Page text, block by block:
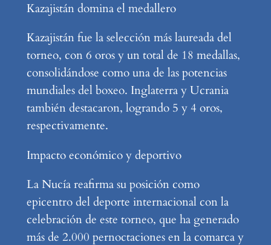
Kazajistán domina el medallero
Kazajistán fue la selección más laureada del
torneo, con 6 oros y un total de 18 medallas,
consolidándose como una de las potencias
mundiales del boxeo. Inglaterra y Ucrania
también destacaron, logrando 5 y 4 oros,
respectivamente.
Impacto económico y deportivo
La Nucía reafirma su posición como
epicentro del deporte internacional con la
celebración de este torneo, que ha generado
más de 2.000 pernoctaciones en la comarca y